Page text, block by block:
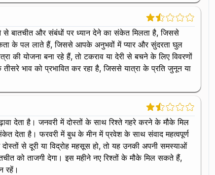
बातचीत और संबंधों पर ध्यान देने का संकेत मिलता है, जिससे
के पल लाते हैं, जिससे आपके अनुभवों में प्यार और सुंदरता घुल
की योजना बना रहे हैं, तो टकराव या देरी से बचने के लिए विवरणों
भाव को प्रभावित कर रहा है, जिससे यात्रा के प्रति जुनून या
देता है। जनवरी में दोस्तों के साथ रिश्ते गहरे करने के मौके मिल
देता है। फरवरी में बुध के मीन में प्रवेश के साथ संवाद महत्वपूर्ण
से दूरी या विद्रोह महसूस हो, तो यह उनकी अपनी समस्याओं
को ताजगी देगा। इस महीने नए रिश्तों के मौके मिल सकते हैं,
रहें।